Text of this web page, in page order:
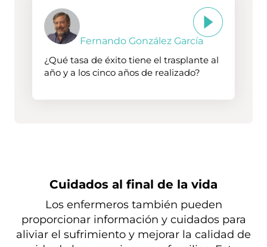
Fernando González García
¿Qué tasa de éxito tiene el trasplante al
año y a los cinco años de realizado?
Cuidados al final de la vida
Los enfermeros también pueden
proporcionar información y cuidados para
aliviar el sufrimiento y mejorar la calidad de